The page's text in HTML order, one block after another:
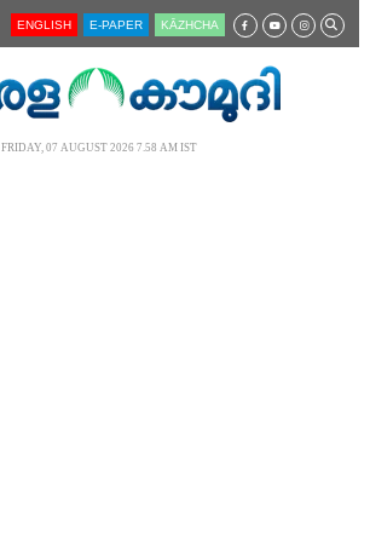
ENGLISH E-PAPER KĀZHCHA
FRIDAY, 07 AUGUST 2026 7.58 AM IST